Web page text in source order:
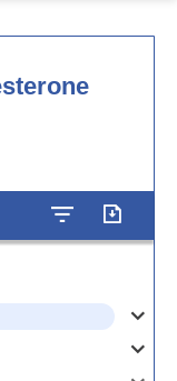
Ouvrir
la
Ouvrir